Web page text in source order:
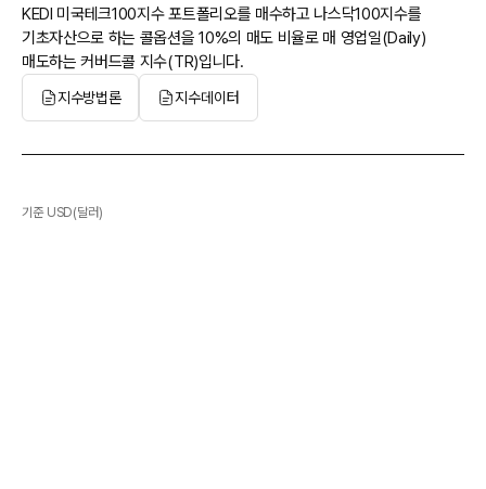
KEDI 미국테크100지수 포트폴리오를 매수하고 나스닥100지수를
기초자산으로 하는 콜옵션을 10%의 매도 비율로 매 영업일(Daily)
매도하는 커버드콜 지수(TR)입니다.
지수방법론 지수데이터
기준 USD(달러)